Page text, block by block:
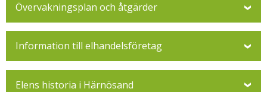
Övervakningsplan och åtgärder
Information till elhandelsföretag
Elens historia i Härnösand